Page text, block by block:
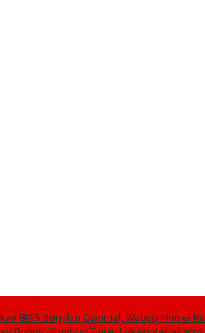
BIAS Berjalan Optimal, Wabup Minsel